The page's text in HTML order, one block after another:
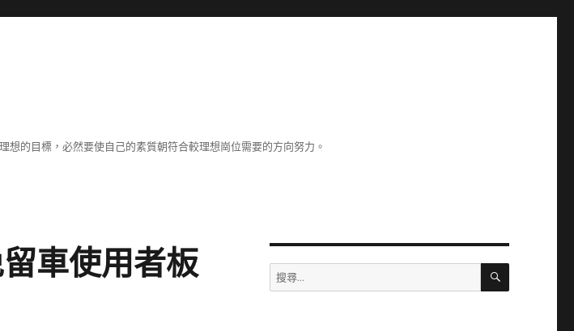
的目標，必然要使自己的素質朝符合較理想崗位需要的方向努力。
車使用者板
搜
尋
搜